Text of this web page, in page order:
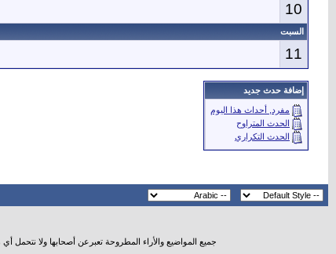
10
السبت
11
إضافة حدث جديد
مفرد, أحداث هذا اليوم
الحدث المتراوح
الحدث التكراري
جميع المواضيع والأراء المطروحة تعبرعن أصحابها ولا